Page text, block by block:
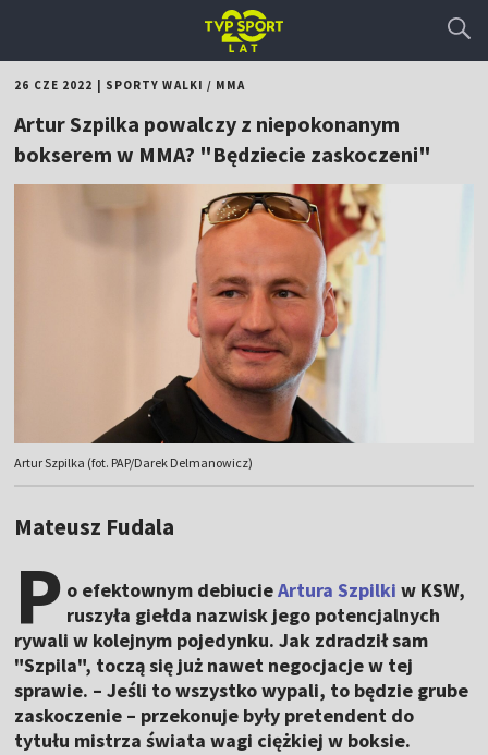
26 CZE 2022 SPORTY WALKI / MMA
Artur Szpilka powalczy z niepokonanym
bokserem w MMA? "Będziecie zaskoczeni"
Artur Szpilka (fot. PAP/Darek Delmanowicz)
Mateusz Fudala
P o efektownym debiucieArtura Szpilki w KSW,
ruszyła giełda nazwisk jego potencjalnych
rywali w kolejnym pojedynku. Jak zdradził sam
"Szpila", toczą się już nawet negocjacje w tej
sprawie. – Jeśli to wszystko wypali, to będzie grube
zaskoczenie – przekonuje były pretendent do
tytułu mistrza świata wagi ciężkiej w boksie.